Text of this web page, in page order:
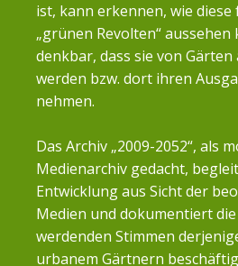
ist, kann erkennen, wie diese
„grünen Revolten“ aussehen
denkbar, dass sie von
werden bzw. dort ihren
nehmen.
Das Archiv „2009-2052“, als
Medienarchiv gedacht,
Entwicklung aus Sicht der
Medien und dokumentiert
werdenden Stimmen
urbanem Gärtnern